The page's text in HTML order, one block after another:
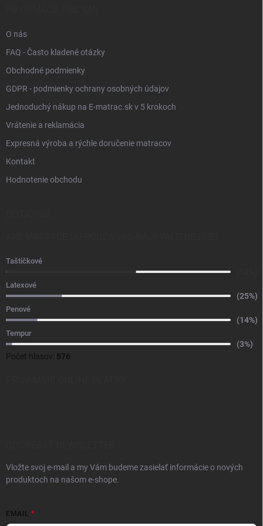
O nás
FAQ - Často kladené otázky
Obchodné podmienky
GDPR - podmienky ochrany osobných údajov
Jednoduchý nákup na E-matrac.sk v 5 krokoch
Vrátenie a reklamácia
Expresná výroba a rýchle doručenie matracov
Kontakt
Hodnotenie obchodu
Taštičkové
Latexové
(25%)
Penové
(14%)
Tempur
(3%)
Počet hlasov: 576
Vložte svoj e-mail a my Vám budeme zasielať informácie o nových
produktoch na našom e-shope.
EMAIL